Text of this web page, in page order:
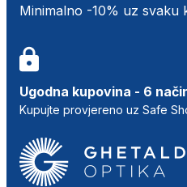
Minimalno -10% uz svaku
Ugodna kupovina - 6
Kupujte provjereno uz Safe